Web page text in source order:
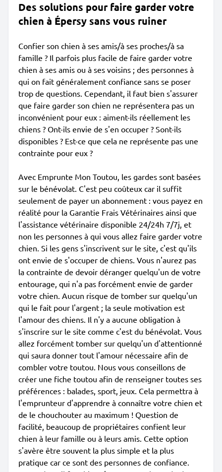
Des solutions pour faire garder votre
chien à Épersy sans vous ruiner
Confier son chien à ses amis/à ses proches/à sa
famille ? Il parfois plus facile de faire garder votre
chien à ses amis ou à ses voisins ; des personnes à
qui on fait généralement confiance sans se poser
trop de questions. Cependant, il faut bien s'assurer
que faire garder son chien ne représentera pas un
inconvénient pour eux : aiment-ils réellement les
chiens ? Ont-ils envie de s'en occuper ? Sont-ils
disponibles ? Est-ce que cela ne représente pas une
contrainte pour eux ?
Avec Emprunte Mon Toutou, les gardes sont basées
sur le bénévolat. C'est peu coûteux car il suffit
seulement de payer un abonnement : vous payez en
réalité pour la Garantie Frais Vétérinaires ainsi que
l'assistance vétérinaire disponible 24/24h 7/7j, et
non les personnes à qui vous allez faire garder votre
chien. Si les gens s'inscrivent sur le site, c'est qu'ils
ont envie de s'occuper de chiens. Vous n'aurez pas
la contrainte de devoir déranger quelqu'un de votre
entourage, qui n'a pas forcément envie de garder
votre chien. Aucun risque de tomber sur quelqu'un
qui le fait pour l'argent ; la seule motivation est
l'amour des chiens. Il n'y a aucune obligation à
s'inscrire sur le site comme c'est du bénévolat. Vous
allez forcément tomber sur quelqu'un d'attentionné
qui saura donner tout l'amour nécessaire afin de
combler votre toutou. Nous vous conseillons de
créer une fiche toutou afin de renseigner toutes ses
préférences : balades, sport, jeux. Cela permettra à
l'emprunteur d'apprendre à connaître votre chien et
de le chouchouter au maximum ! Question de
facilité, beaucoup de propriétaires confient leur
chien à leur famille ou à leurs amis. Cette option
s'avère être souvent la plus simple et la plus
pratique car ce sont des personnes de confiance.